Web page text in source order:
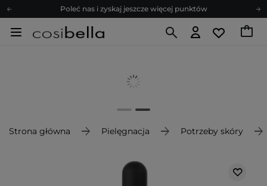
Poleć nas i zyskaj jeszcze więcej punktów
Zapisz się na newsletter pełen porad
Poleć nas i zyskaj jeszcze więcej punktów
Strona główna Pielęgnacja Potrzeby skóry